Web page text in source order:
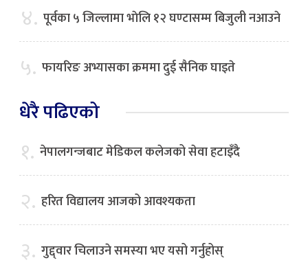
४. पूर्वका ५ जिल्लामा भाेलि १२ घण्टासम्म बिजुली नआउने
५. फायरिङ अभ्यासका क्रममा दुई सैनिक घाइते
धेरै पढिएको
१. नेपालगन्जबाट मेडिकल कलेजको सेवा हटाइँदै
२. हरित विद्यालय आजको आवश्यकता
३. गुद्द्वार चिलाउने समस्या भए यसो गर्नुहोस्